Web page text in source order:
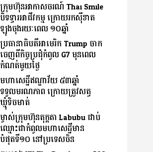
ក្រុមហ៊ុនអាកាសចរណ៍ Thai Smile
បិទទ្វារអាជីវកម្ម ក្រោយរកស៊ីខាត
ឡុងចុងរយៈពេល ១០ឆ្នាំ
ប្រធានាធិបតីអាមេរិក Trump ចាក
ចេញពីកិច្ចប្រជុំកំពូល G7 មុនពេល
កំណត់មួយថ្ងៃ
មហាសេដ្ឋីឥណ្ឌាវ័យ ៥៣ឆ្នាំ
ទទួលមរណភាព ក្រោយត្រូវសត្វ
ឃ្មុំទិចមាត់
ម្ចាស់ក្រុមហ៊ុនតុក្កតា Labubu ជាប់
ឈ្មោះជាកំពូលមហាសេដ្ឋីមាន
បំផុតទី១០ នៅប្រទេសចិន